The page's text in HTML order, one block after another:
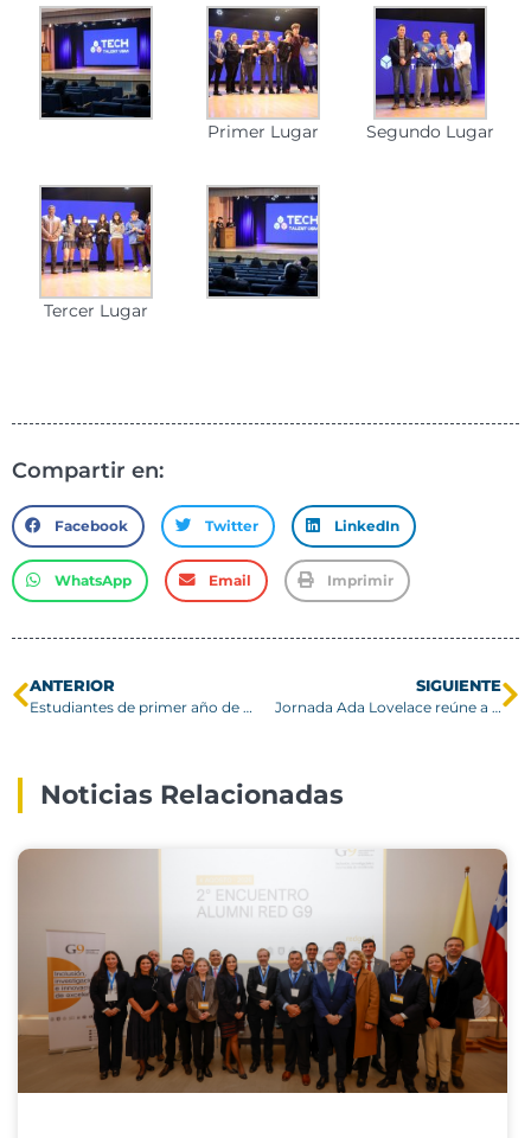
Primer Lugar Segundo Lugar
Tercer Lugar
Compartir en:
Facebook Twitter LinkedIn
WhatsApp Email Imprimir
ANTERIOR
Estudiantes de primer año de Arquitectura construyen pabellón inflable en Campus San Joaquín
SIGUIENTE
Jornada Ada Lovelace reúne a más de 80 niñas en la USM para explorar la matemática
Noticias Relacionadas